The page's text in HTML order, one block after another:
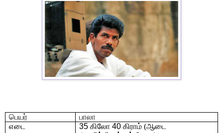
பெயர்
பாலா
எடை
35கிலோ40கிராம் (ஆடை